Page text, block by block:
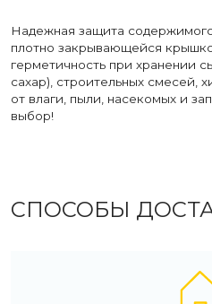
Надежная защита
плотно закрывающейся
герметичность при хранении
сахар), строительных смесей,
от влаги, пыли, насекомых и
выбор!
СПОСОБЫ